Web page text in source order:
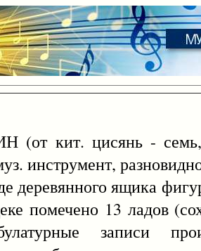
(от кит. цисянь -
инструмент,
деревянного ящика
помечено 13 ладов
записи